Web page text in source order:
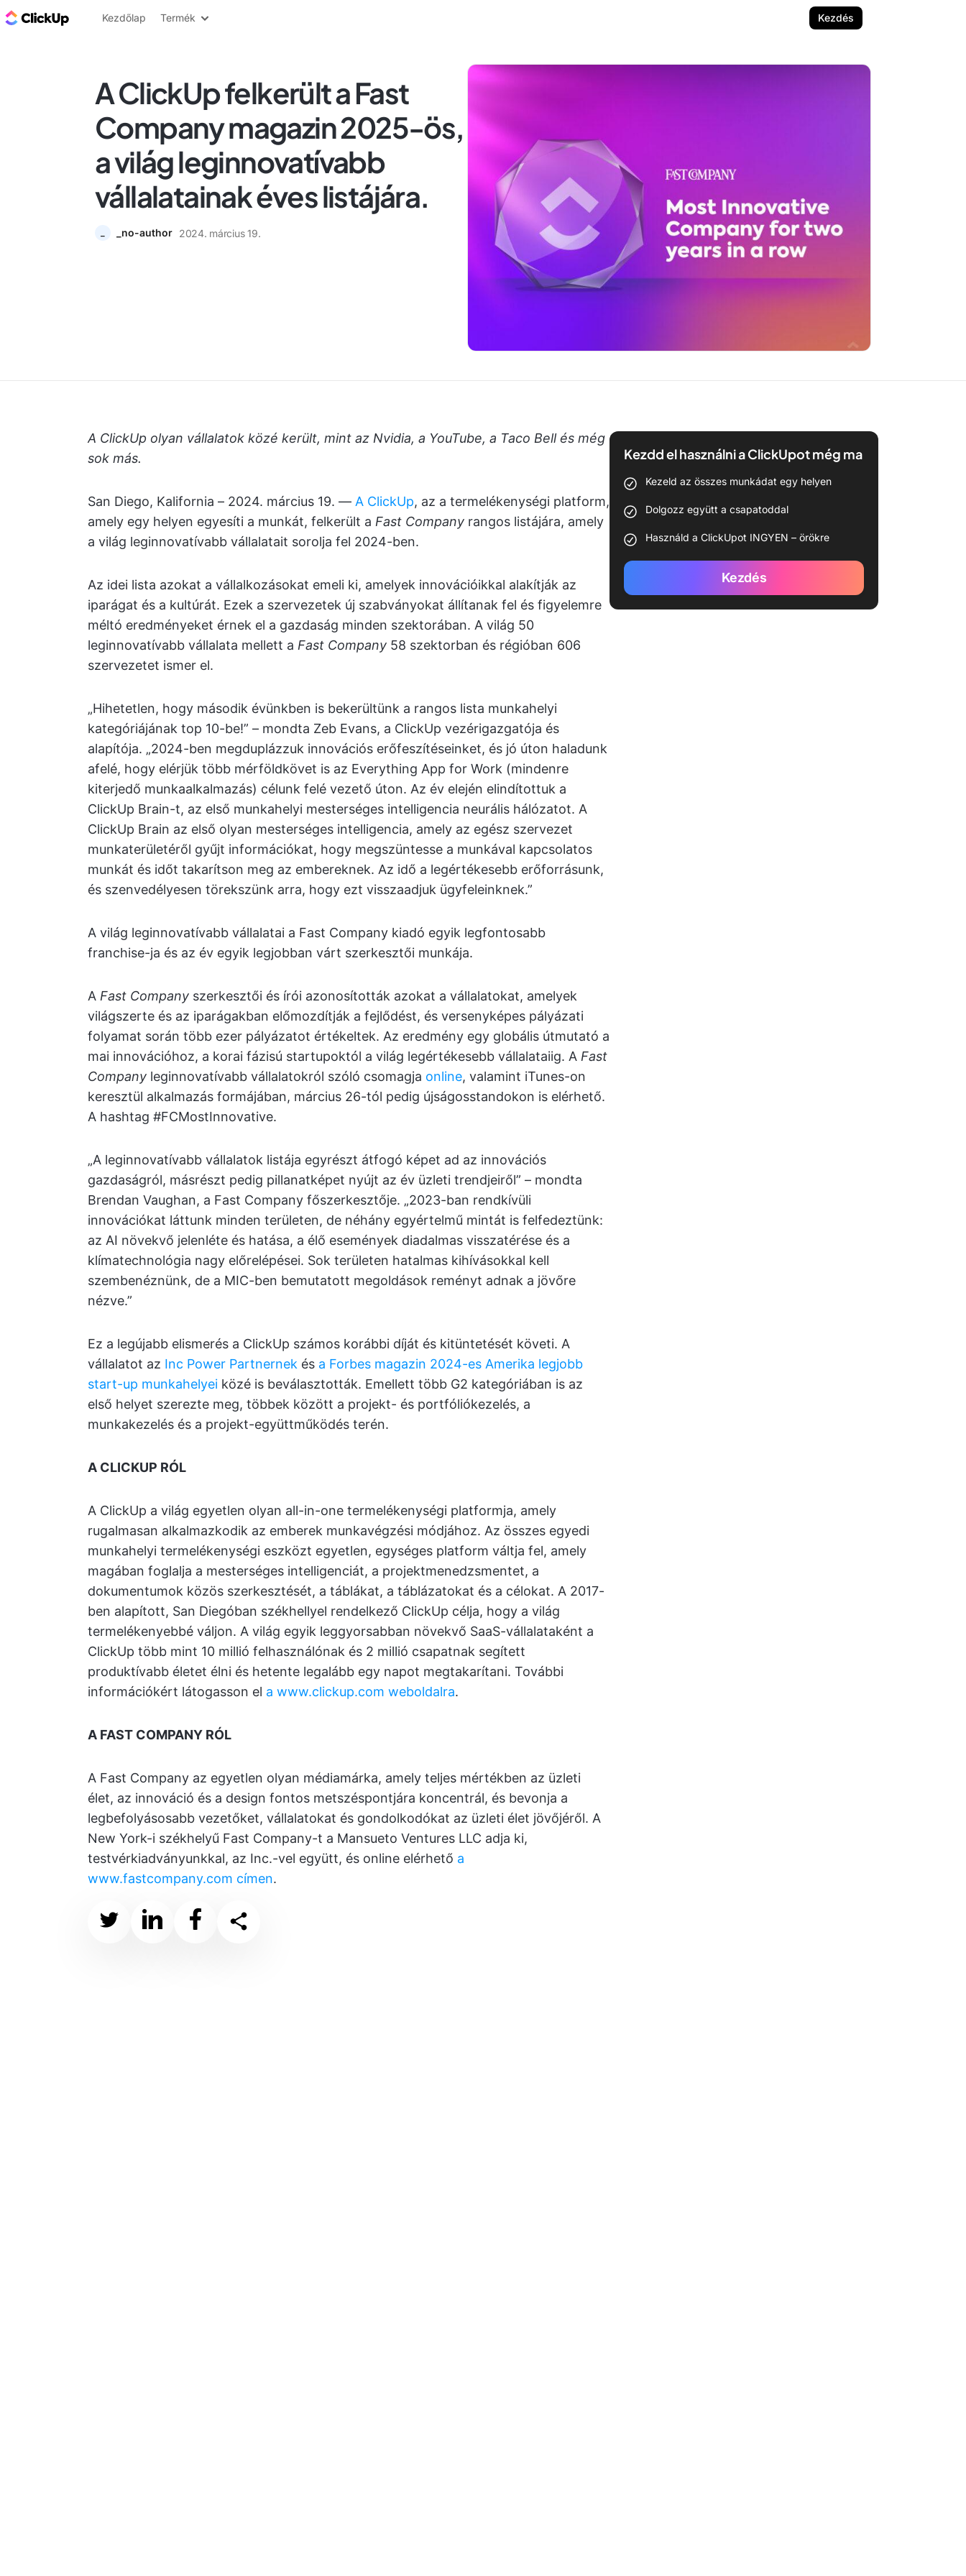
ClickUp blog
Kezdőlap Termék Kezdés
A ClickUp felkerült a Fast
Company magazin 2025-ös,
a világ leginnovatívabb
vállalatainak éves listájára.
_no-author 2024. március 19.
A ClickUp olyan vállalatok közé került, mint az Nvidia, a YouTube, a Taco Bell és még
sok más.
San Diego, Kalifornia – 2024. március 19. — A ClickUp, az a termelékenységi platform,
amely egy helyen egyesíti a munkát, felkerült a Fast Company rangos listájára, amely
a világ leginnovatívabb vállalatait sorolja fel 2024-ben.
Az idei lista azokat a vállalkozásokat emeli ki, amelyek innovációikkal alakítják az
iparágat és a kultúrát. Ezek a szervezetek új szabványokat állítanak fel és figyelemre
méltó eredményeket érnek el a gazdaság minden szektorában. A világ 50
leginnovatívabb vállalata mellett a Fast Company 58 szektorban és régióban 606
szervezetet ismer el.
„Hihetetlen, hogy második évünkben is bekerültünk a rangos lista munkahelyi
kategóriájának top 10-be!” – mondta Zeb Evans, a ClickUp vezérigazgatója és
alapítója. „2024-ben megduplázzuk innovációs erőfeszítéseinket, és jó úton haladunk
afelé, hogy elérjük több mérföldkövet is az Everything App for Work (mindenre
kiterjedő munkaalkalmazás) célunk felé vezető úton. Az év elején elindítottuk a
ClickUp Brain-t, az első munkahelyi mesterséges intelligencia neurális hálózatot. A
ClickUp Brain az első olyan mesterséges intelligencia, amely az egész szervezet
munkaterületéről gyűjt információkat, hogy megszüntesse a munkával kapcsolatos
munkát és időt takarítson meg az embereknek. Az idő a legértékesebb erőforrásunk,
és szenvedélyesen törekszünk arra, hogy ezt visszaadjuk ügyfeleinknek.”
A világ leginnovatívabb vállalatai a Fast Company kiadó egyik legfontosabb
franchise-ja és az év egyik legjobban várt szerkesztői munkája.
A Fast Company szerkesztői és írói azonosították azokat a vállalatokat, amelyek
világszerte és az iparágakban előmozdítják a fejlődést, és versenyképes pályázati
folyamat során több ezer pályázatot értékeltek. Az eredmény egy globális útmutató a
mai innovációhoz, a korai fázisú startupoktól a világ legértékesebb vállalataiig. A Fast
Company leginnovatívabb vállalatokról szóló csomagja online, valamint iTunes-on
keresztül alkalmazás formájában, március 26-tól pedig újságosstandokon is elérhető.
A hashtag #FCMostInnovative.
„A leginnovatívabb vállalatok listája egyrészt átfogó képet ad az innovációs
gazdaságról, másrészt pedig pillanatképet nyújt az év üzleti trendjeiről” – mondta
Brendan Vaughan, a Fast Company főszerkesztője. „2023-ban rendkívüli
innovációkat láttunk minden területen, de néhány egyértelmű mintát is felfedeztünk:
az AI növekvő jelenléte és hatása, a élő események diadalmas visszatérése és a
klímatechnológia nagy előrelépései. Sok területen hatalmas kihívásokkal kell
szembenéznünk, de a MIC-ben bemutatott megoldások reményt adnak a jövőre
nézve.”
Ez a legújabb elismerés a ClickUp számos korábbi díját és kitüntetését követi. A
vállalatot az Inc Power Partnernek és a Forbes magazin 2024-es Amerika legjobb
start-up munkahelyei közé is beválasztották. Emellett több G2 kategóriában is az
első helyet szerezte meg, többek között a projekt- és portfóliókezelés, a
munkakezelés és a projekt-együttműködés terén.
A CLICKUP RÓL
A ClickUp a világ egyetlen olyan all-in-one termelékenységi platformja, amely
rugalmasan alkalmazkodik az emberek munkavégzési módjához. Az összes egyedi
munkahelyi termelékenységi eszközt egyetlen, egységes platform váltja fel, amely
magában foglalja a mesterséges intelligenciát, a projektmenedzsmentet, a
dokumentumok közös szerkesztését, a táblákat, a táblázatokat és a célokat. A 2017-
ben alapított, San Diegóban székhellyel rendelkező ClickUp célja, hogy a világ
termelékenyebbé váljon. A világ egyik leggyorsabban növekvő SaaS-vállalataként a
ClickUp több mint 10 millió felhasználónak és 2 millió csapatnak segített
produktívabb életet élni és hetente legalább egy napot megtakarítani. További
információkért látogasson el a www.clickup.com weboldalra.
A FAST COMPANY RÓL
A Fast Company az egyetlen olyan médiamárka, amely teljes mértékben az üzleti
élet, az innováció és a design fontos metszéspontjára koncentrál, és bevonja a
legbefolyásosabb vezetőket, vállalatokat és gondolkodókat az üzleti élet jövőjéről. A
New York-i székhelyű Fast Company-t a Mansueto Ventures LLC adja ki,
testvérkiadványunkkal, az Inc.-vel együtt, és online elérhető a
www.fastcompany.com címen.
Kezdd el használni a ClickUpot még ma
Kezeld az összes munkádat egy helyen
Dolgozz együtt a csapatoddal
Használd a ClickUpot INGYEN – örökre
Kezdés